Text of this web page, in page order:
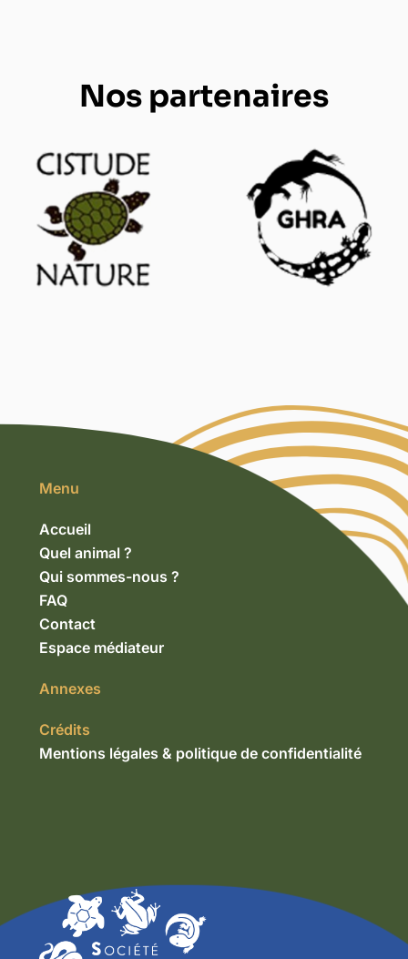
Nos partenaires
Menu
Accueil
Quel animal ?
Qui sommes-nous ?
FAQ
Contact
Espace médiateur
Annexes
Crédits
Mentions légales & politique de confidentialité